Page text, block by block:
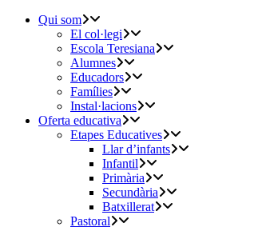
Qui som
El col·legi
Escola Teresiana
Alumnes
Educadors
Famílies
Instal·lacions
Oferta educativa
Etapes Educatives
Llar d’infants
Infantil
Primària
Secundària
Batxillerat
Pastoral